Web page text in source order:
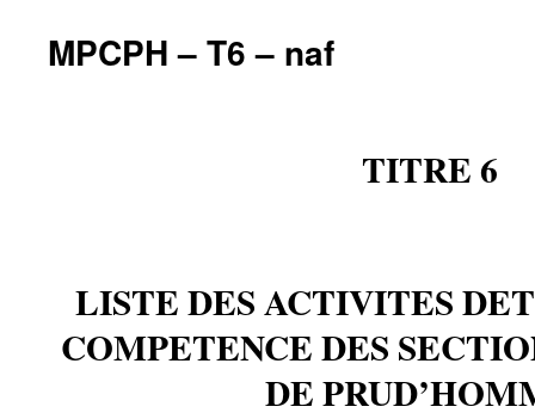
MPCPH – T6 – naf
TITRE 6
LISTE DES ACTIVITES
COMPETENCE DES
DE